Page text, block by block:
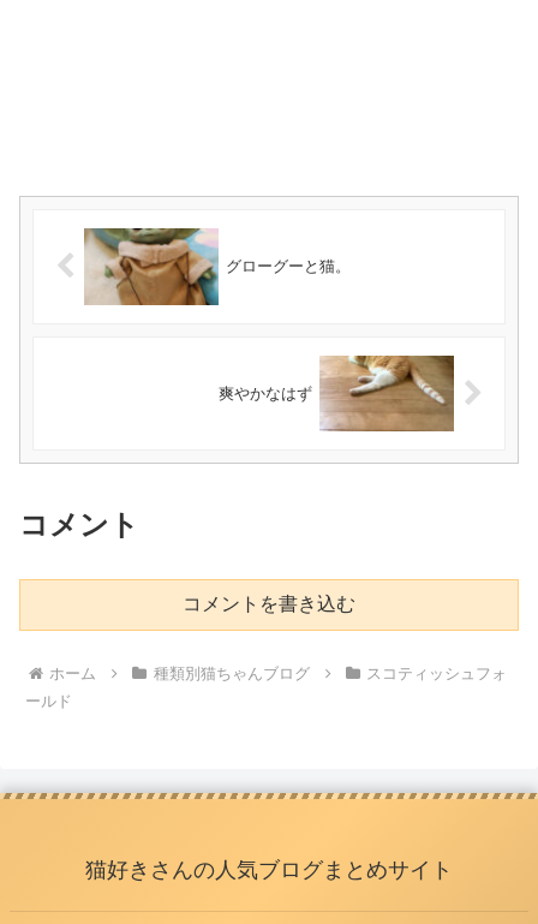
グローグーと猫。
爽やかなはず
コメント
コメントを書き込む
ホーム 種類別猫ちゃんブログ
スコティッシュフォ
ールド
猫好きさんの人気ブログまとめサイト